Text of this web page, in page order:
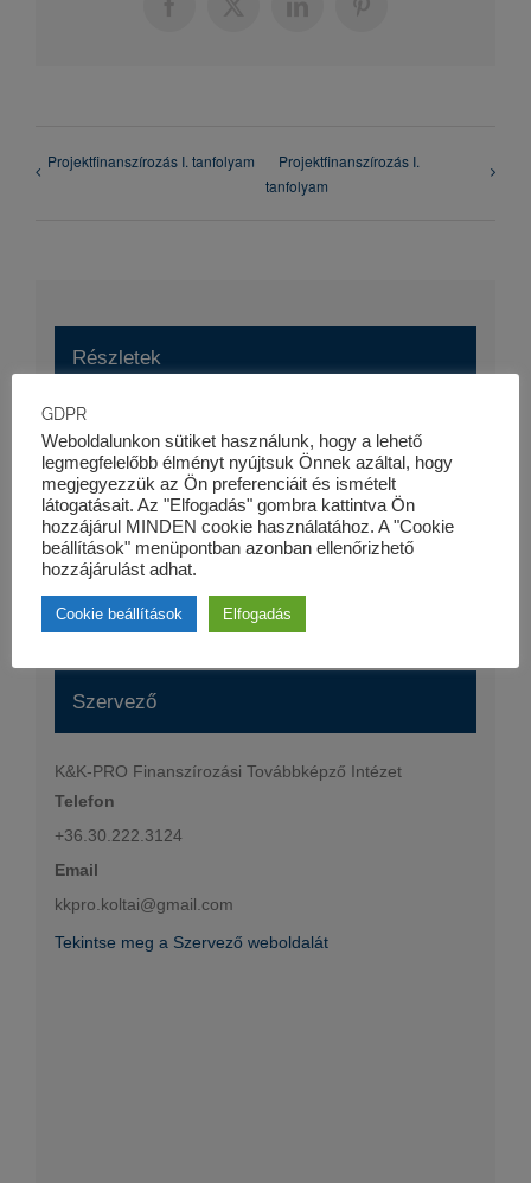
Projektfinanszírozás I. tanfolyam
Projektfinanszírozás I.
tanfolyam
Részletek
Dátum:
2017-06-08
Esemény kategória:
Szaktanfolyamok
Honlap:
https://kk-pro.hu/oktatas/atstrukturalas-ii-tanfolyam/
Szervező
K&K-PRO Finanszírozási Továbbképző Intézet
Telefon
+36.30.222.3124
Email
kkpro.koltai@gmail.com
Tekintse meg a Szervező weboldalát
GDPR
Weboldalunkon sütiket használunk, hogy a lehető
legmegfelelőbb élményt nyújtsuk Önnek azáltal, hogy
megjegyezzük az Ön preferenciáit és ismételt
látogatásait. Az "Elfogadás" gombra kattintva Ön
hozzájárul MINDEN cookie használatához. A "Cookie
beállítások" menüpontban azonban ellenőrizhető
hozzájárulást adhat.
Cookie beállítások Elfogadás